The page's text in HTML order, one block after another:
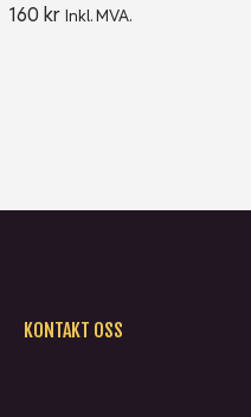
160 kr Inkl. MVA.
KONTAKT OSS